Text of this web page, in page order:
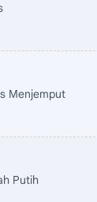
Menjemput
Putih